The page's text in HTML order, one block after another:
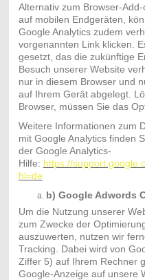
Alternativ zum Browser-
auf mobilen Endgeräten,
Google Analytics zudem
vorgenannten Link klicken.
gesetzt, das die zukünftige
Besuch unserer Website
nur in diesem Browser und
auf Ihrem Gerät abgelegt.
Browser, müssen Sie das
Weitere Informationen zum
mit Google Analytics finden
der Google Analytics-
Hilfe: https://
hl=de
b) Google Adwords
Um die Nutzung unserer
zum Zwecke der
auszuwerten, nutzen wir
Tracking. Dabei wird von
Ziffer 5) auf Ihrem Rechner
Google-Anzeige auf unsere